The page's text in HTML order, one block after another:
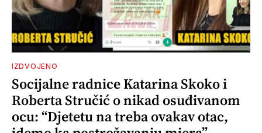
IZDVOJENO
Socijalne radnice Katarina Skoko i
Roberta Stručić o nikad osuđivanom
ocu: “Djetetu na treba ovakav otac,